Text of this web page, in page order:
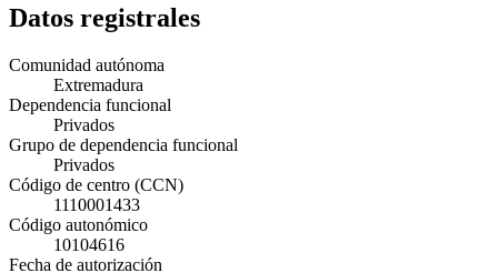
Datos registrales
Comunidad autónoma
Extremadura
Dependencia funcional
Privados
Grupo de dependencia funcional
Privados
Código de centro (CCN)
1110001433
Código autonómico
10104616
Fecha de autorización